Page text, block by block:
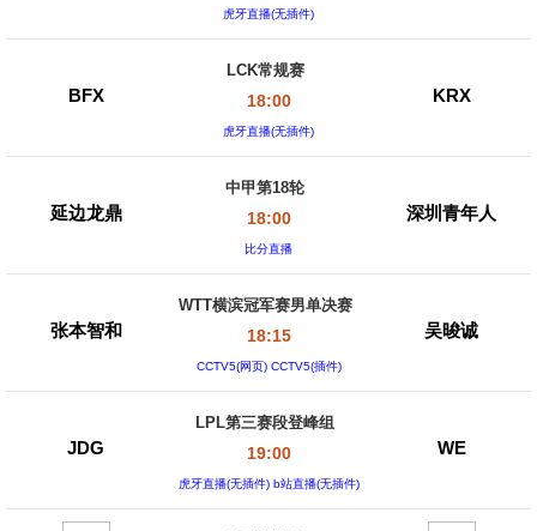
虎牙直播(无插件)
BFX
LCK常规赛
18:00
虎牙直播(无插件)
KRX
延边龙鼎
中甲第18轮
18:00
比分直播
深圳青年人
张本智和
WTT横滨冠军赛男单决赛
18:15
CCTV5(网页) CCTV5(插件)
吴晙诚
JDG
LPL第三赛段登峰组
19:00
虎牙直播(无插件) b站直播(无插件)
WE